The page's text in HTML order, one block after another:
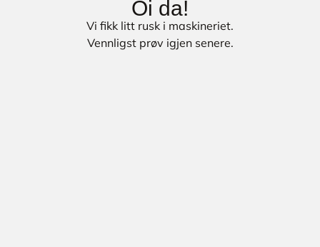
Oi da!
Vi fikk litt rusk i maskineriet.
Vennligst prøv igjen senere.